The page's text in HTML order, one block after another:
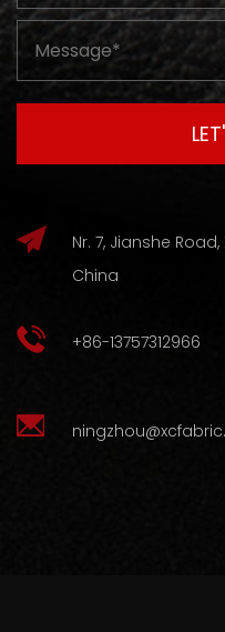
Nr. 7, Jianshe
China
+86-13757312966